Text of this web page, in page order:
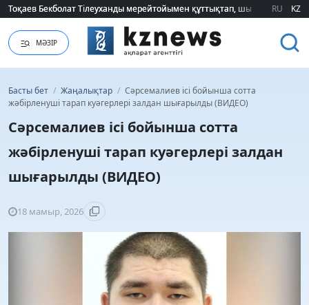
Тоқаев Бекболат Тілеуханды мерейтойымен құттықтап, шығармашылық
Тоқаев Бекболат Тілеуханды мерейтойымен құттықтап, шығармашылық
RU KZ
МӘЗІР
Басты бет / Жаңалықтар / Сәрсемалиев ісі бойынша сотта
жәбірленуші тарап куәгерлері залдан шығарылды (ВИДЕО)
Сәрсемалиев ісі бойынша сотта
жәбірленуші тарап куәгерлері залдан
шығарылды (ВИДЕО)
18 мамыр, 2026